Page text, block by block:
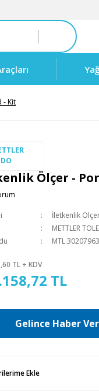
- Kit
Ölçer -
İletkenlik
METTLER
MTL.30207963
TL + KDV
TL
Gelince Haber Ver